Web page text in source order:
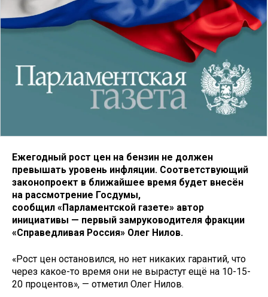
Ежегодный рост цен на бензин не должен
превышать уровень инфляции. Соответствующий
законопроект в ближайшее время будет внесён
на рассмотрение Госдумы,
сообщил «Парламентской газете» автор
инициативы — первый замруководителя фракции
«Справедливая Россия» Олег Нилов.
«Рост цен остановился, но нет никаких гарантий, что
через какое-то время они не вырастут ещё на 10-15-
20 процентов», — отметил Олег Нилов.